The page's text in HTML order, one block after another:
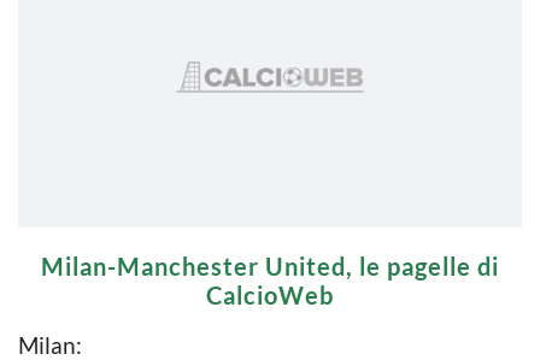
Milan-Manchester United, le pagelle di
CalcioWeb
Milan: